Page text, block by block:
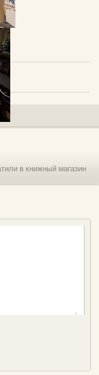
в книжный магазин